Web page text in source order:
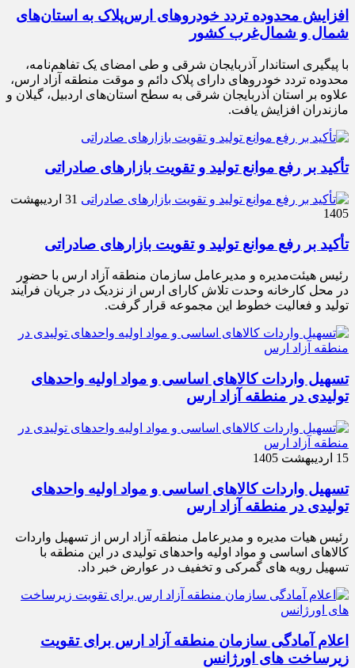
افزایش محدوده تردد خودروهای ارس‌پلاک به استان‌های
شمال و شمال‌غرب کشور
با پیگیری استاندار آذربایجان شرقی و طی امضای یک تفاهم‌نامه،
محدوده تردد خودروهای دارای پلاک دائم و موقت منطقه آزاد ارس،
علاوه بر استان آذربایجان شرقی به سطح استان‌های اردبیل، گیلان و
مازندران افزایش یافت.
تأکید بر رفع موانع تولید و تقویت بازارهای صادراتی
31 اردیبهشت
1405
تأکید بر رفع موانع تولید و تقویت بازارهای صادراتی
رئیس هیئت‌مدیره و مدیرعامل سازمان منطقه آزاد ارس با حضور
در محل کارخانه وحدت تلاش کارای ارس از نزدیک در جریان فرآیند
تولید و فعالیت خطوط این مجموعه قرار گرفت.
تسهیل واردات کالاهای اساسی و مواد اولیه واحدهای
تولیدی در منطقه آزاد ارس
15 اردیبهشت 1405
تسهیل واردات کالاهای اساسی و مواد اولیه واحدهای
تولیدی در منطقه آزاد ارس
رئیس هیات مدیره و مدیرعامل منطقه آزاد ارس از تسهیل واردات
کالاهای اساسی و مواد اولیه واحدهای تولیدی در این منطقه با
تسهیل رویه های گمرکی و تخفیف در عوارض خبر داد.
اعلام آمادگی سازمان منطقه آزاد ارس برای تقویت
زیرساخت‌ های اورژانس